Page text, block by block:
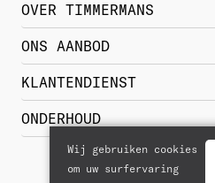
OVER TIMMERMANS
Wie zijn we?
Historiek
Merken
Samenwerking
ONS AANBOD
Damesschoenen
Lederwaren
Reizen & Vrije tijd
KLANTENDIENST
Bestellen  &
Levering & Verzending
Betalen
ONDERHOUD
Nieuwe schoenen
Wij gebruiken cookies
om uw surfervaring